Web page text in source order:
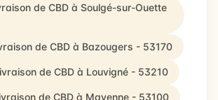
de CBD à Soulgé-sur-Ouette
de CBD à Bazougers - 53170
de CBD à Louvigné - 53210
de CBD à Mayenne - 53100